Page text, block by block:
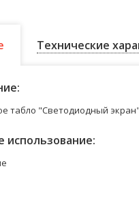
Технические
табло "Светодиодный
использование: